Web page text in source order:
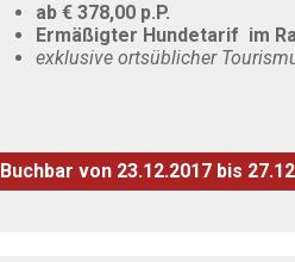
ab € 378,00 p.P.
Ermäßigter Hundetarif im
exklusive ortsüblicher
Buchbar von 23.12.2017 bis